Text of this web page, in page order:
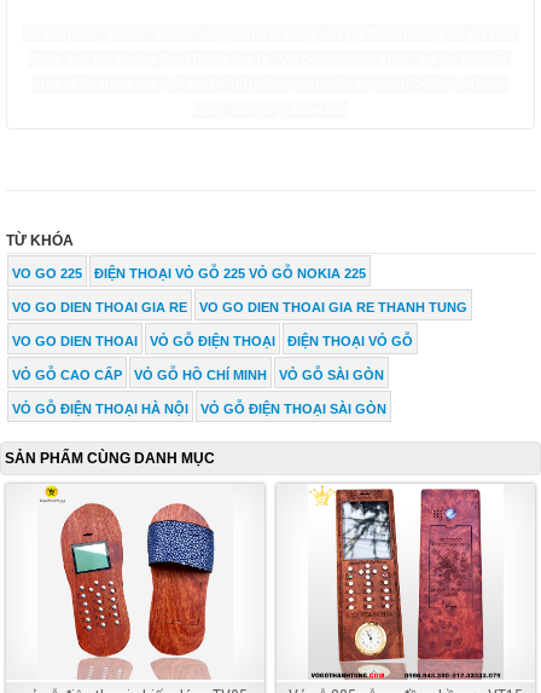
TỪ KHÓA
VO GO 225 ĐIỆN THOẠI VỎ GỖ 225 VỎ GỖ NOKIA 225
VO GO DIEN THOAI GIA RE VO GO DIEN THOAI GIA RE THANH TUNG
VO GO DIEN THOAI VỎ GỖ ĐIỆN THOẠI ĐIỆN THOẠI VỎ GỖ
VỎ GỖ CAO CẤP VỎ GỖ HỒ CHÍ MINH VỎ GỖ SÀI GÒN
VỎ GỖ ĐIỆN THOẠI HÀ NỘI VỎ GỖ ĐIỆN THOẠI SÀI GÒN
SẢN PHẨM CÙNG DANH MỤC